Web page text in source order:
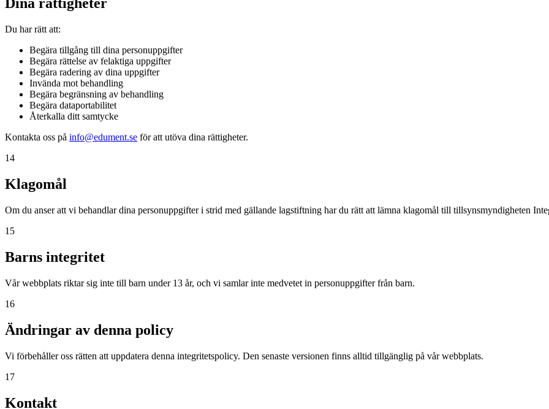
Dina rättigheter
Du har rätt att:
Begära tillgång till dina personuppgifter
Begära rättelse av felaktiga uppgifter
Begära radering av dina uppgifter
Invända mot behandling
Begära begränsning av behandling
Begära dataportabilitet
Återkalla ditt samtycke
Kontakta oss på info@edument.se för att utöva dina rättigheter.
14
Klagomål
Om du anser att vi behandlar dina personuppgifter i strid med gällande lagstiftning har du rätt att lämna klagomål till tillsynsmyndigheten
15
Barns integritet
Vår webbplats riktar sig inte till barn under 13 år, och vi samlar inte medvetet in personuppgifter från barn.
16
Ändringar av denna policy
Vi förbehåller oss rätten att uppdatera denna integritetspolicy. Den senaste versionen finns alltid tillgänglig på vår webbplats.
17
Kontakt